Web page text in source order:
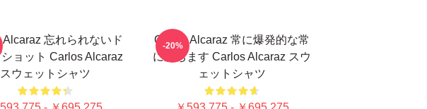
Alcaraz 忘れられないド
ショット Carlos Alcaraz
スウェットシャツ
Carlos Alcaraz 常に爆発的な常
に勝ちます Carlos Alcaraz スウ
ェットシャツ
-20%